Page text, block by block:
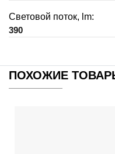
Световой поток, lm:
390
ПОХОЖИЕ